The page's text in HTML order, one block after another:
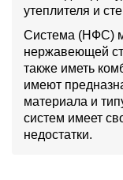
утеплителя и
Система (НФС)
нержавеющей
также иметь
имеют
материала и
систем имеет
недостатки.